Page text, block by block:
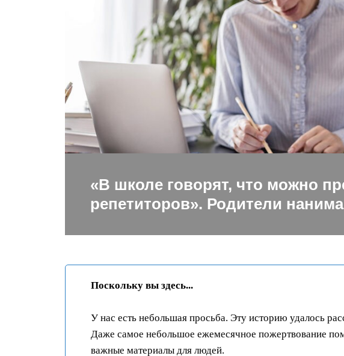
«В школе говорят, что можно
репетиторов». Родители
Поскольку вы здесь...
У нас есть небольшая просьба. Эту историю удалось
Даже самое небольшое ежемесячное пожертвование
важные материалы для людей.